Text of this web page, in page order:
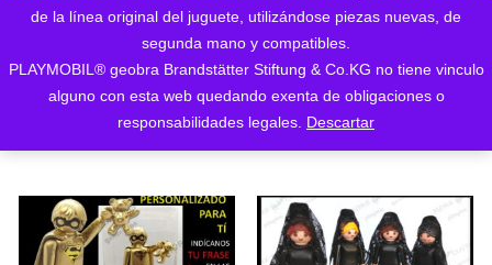
de la línea original del juguete, utilizándose piezas nuevas, de
segunda mano y compatibles.
PLAYMOBIL® geobra Brandstätter Stiftung & Co.KG no tiene vinculo
alguno con esta web quedando exenta de obligaciones o
responsabilidades legales. Descartar
Mostrando 1–24 de 166 resultados
los
ORDENAR POR LOS
ÚLTIMOS